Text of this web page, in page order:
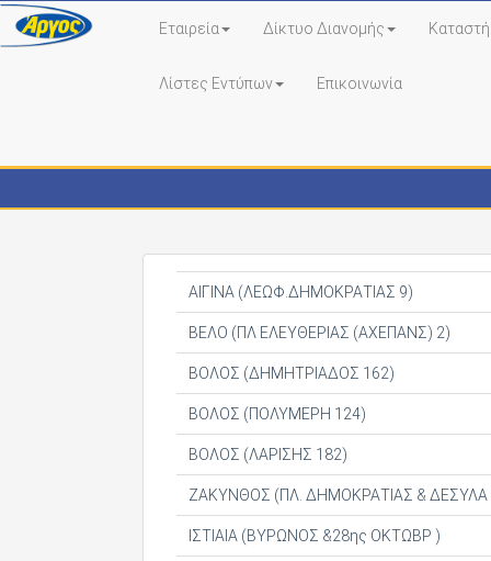
Εταιρεία Δίκτυο Διανομής
Λίστες Εντύπων Επικοινωνία
ΑΙΓΙΝΑ (ΛΕΩΦ.ΔΗΜΟΚΡΑΤΙΑΣ 9)
ΒΕΛΟ (ΠΛ ΕΛΕΥΘΕΡΙΑΣ (ΑΧΕΠΑΝΣ) 2)
ΒΟΛΟΣ (ΔΗΜΗΤΡΙΑΔΟΣ 162)
ΒΟΛΟΣ (ΠΟΛΥΜΕΡΗ 124)
ΒΟΛΟΣ (ΛΑΡΙΣΗΣ 182)
ΖΑΚΥΝΘΟΣ (ΠΛ. ΔΗΜΟΚΡΑΤΙΑΣ & ΔΕΣΥΛΑ
ΙΣΤΙΑΙΑ (ΒΥΡΩΝΟΣ &28ης ΟΚΤΩΒΡ )